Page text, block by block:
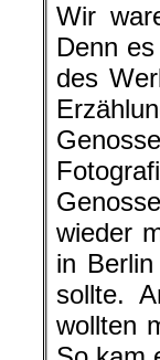
Wir
Denn
des
wieder
in
sollte.
wollten